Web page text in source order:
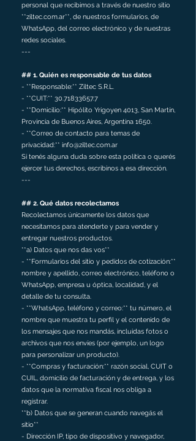
personal que recibimos a través de nuestro sitio
**ziltec.com.ar**, de nuestros formularios, de
WhatsApp, del correo electrónico y de nuestras
redes sociales.
---
## 1. Quién es responsable de tus datos
- **Responsable:** Ziltec S.R.L.
- **CUIT:** 30.71833657.7
- **Domicilio:** Hipólito Yrigoyen 4013, San Martín,
Provincia de Buenos Aires, Argentina 1650.
- **Correo de contacto para temas de
privacidad:** info@ziltec.com.ar
Si tenés alguna duda sobre esta política o querés
ejercer tus derechos, escribinos a esa dirección.
---
## 2. Qué datos recolectamos
Recolectamos únicamente los datos que
necesitamos para atenderte y para vender y
entregar nuestros productos.
**a) Datos que nos das vos**
- **Formularios del sitio y pedidos de cotización:**
nombre y apellido, correo electrónico, teléfono o
WhatsApp, empresa u óptica, localidad, y el
detalle de tu consulta.
- **WhatsApp, teléfono y correo:** tu número, el
nombre que muestra tu perfil y el contenido de
los mensajes que nos mandás, incluidas fotos o
archivos que nos envíes (por ejemplo, un logo
para personalizar un producto).
- **Compras y facturación:** razón social, CUIT o
CUIL, domicilio de facturación y de entrega, y los
datos que la normativa fiscal nos obliga a
registrar.
**b) Datos que se generan cuando navegás el
sitio**
- Dirección IP, tipo de dispositivo y navegador,